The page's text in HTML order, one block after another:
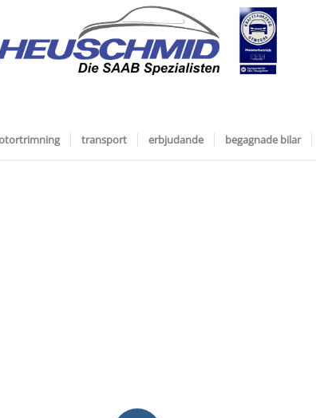
transport erbjudande begagnade bilar